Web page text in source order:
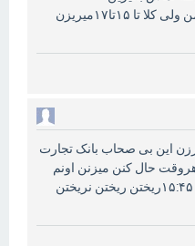
تا الان ک ریخته نشده بانک تجارتم من ولی کلا تا ۱۵تا۱۷میریزن
این بی صحاب بانک تجارت
دارن میمونه ۱۶یا ۱۷هروقت حال کنن میزنن اونم
صبحاش نمیژنن همش از ۱۲ظهر تا ۱۵:۴۵ریختن ریختن نریختن